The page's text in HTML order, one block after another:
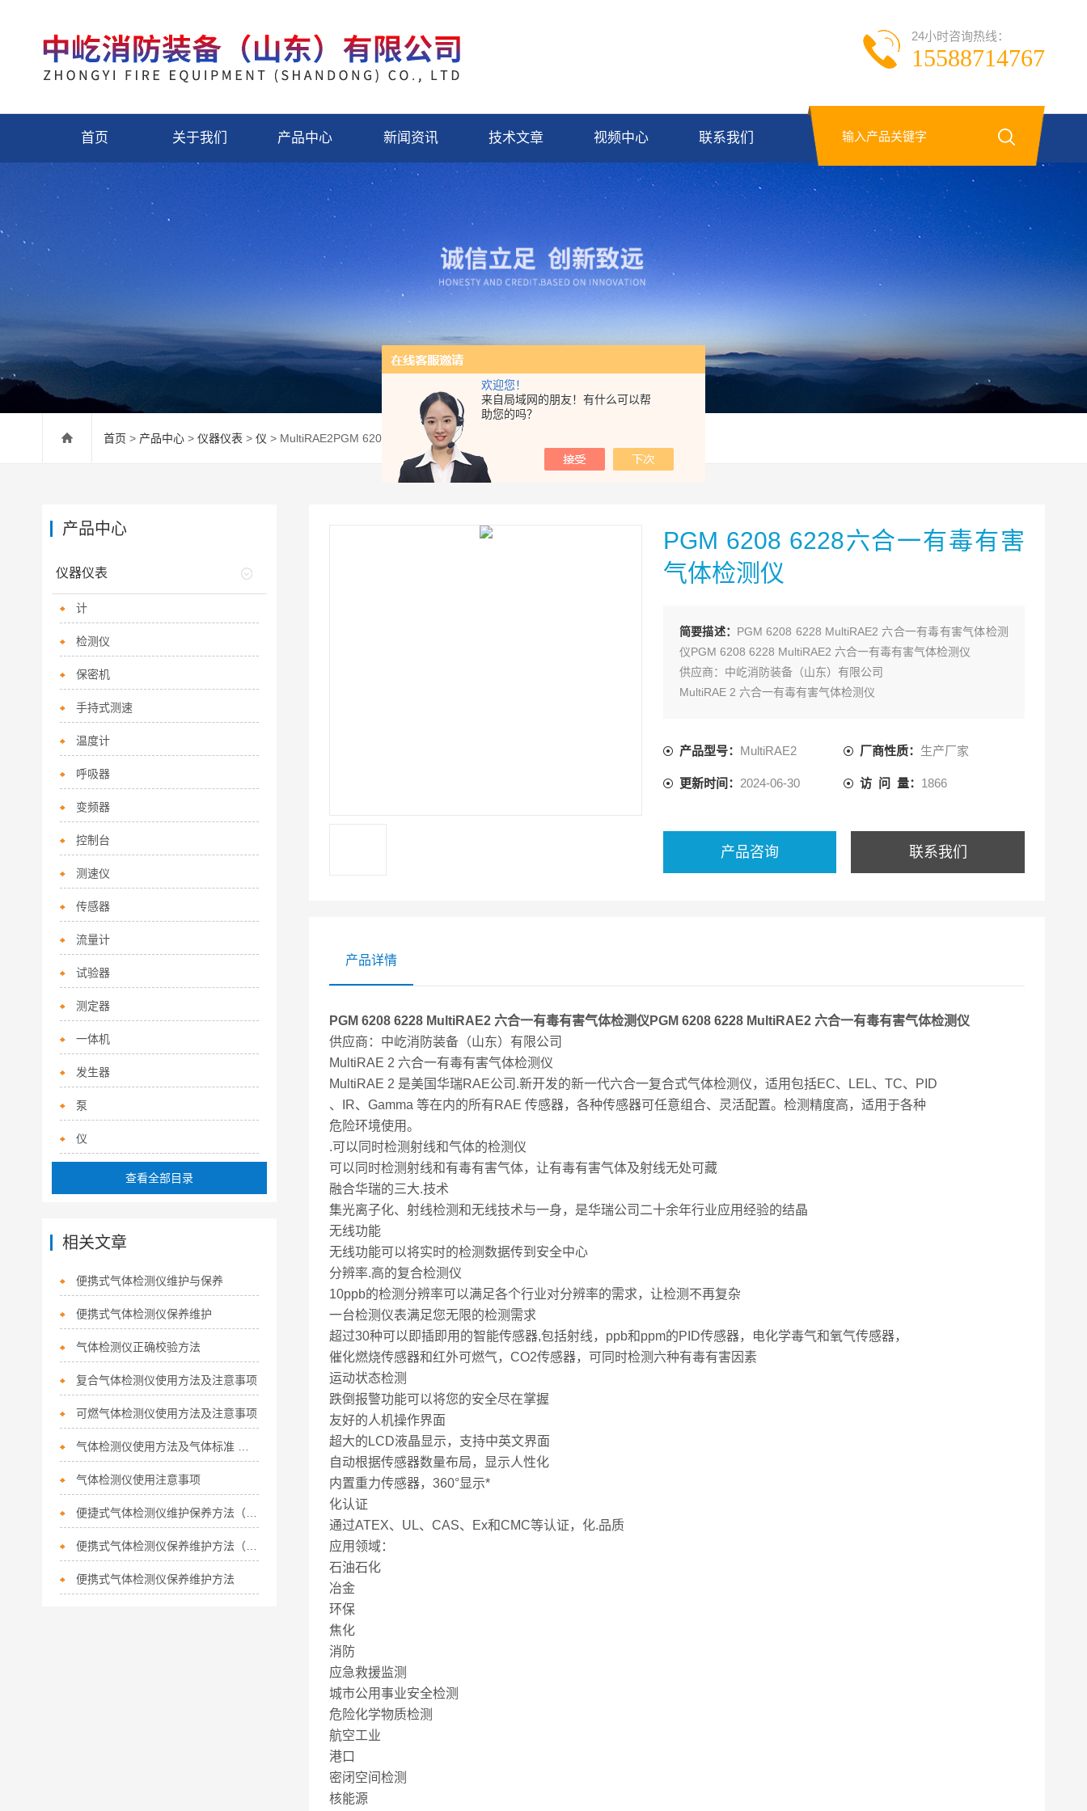
欢迎您！
来自局域网的朋友！有什么可以帮
助您的吗？
24小时咨询热线：
15588714767
首页 关于我们 产品中心 新闻资讯 技术文章 视频中心 联系我们
首页 > 产品中心 > 仪器仪表 > 仪 > MultiRAE2PGM 6208 6228六合一有毒有害气体检测仪
PGM 6208 6228六合一有毒有害
气体检测仪
简要描述： PGM 6208 6228 MultiRAE2 六合一有毒有害气体检测
仪PGM 6208 6228 MultiRAE2 六合一有毒有害气体检测仪
供应商：中屹消防装备（山东）有限公司
MultiRAE 2 六合一有毒有害气体检测仪
、IR、Gamma 等在内的所有RAE 传感
产品型号： MultiRAE2 厂商性质： 生产厂家
更新时间： 2024-06-30 访 问 量： 1866
产品咨询 联系我们
产品详情
PGM 6208 6228 MultiRAE2 六合一有毒有害气体检测仪 PGM 6208 6228 MultiRAE2 六合一有毒有害气体检测仪
供应商：中屹消防装备（山东）有限公司
MultiRAE 2 六合一有毒有害气体检测仪
MultiRAE 2 是美国华瑞RAE公司.新开发的新一代六合一复合式气体检测仪，适用包括EC、LEL、TC、PID
、IR、Gamma 等在内的所有RAE 传感器，各种传感器可任意组合、灵活配置。检测精度高，适用于各种
危险环境使用。
.可以同时检测射线和气体的检测仪
可以同时检测射线和有毒有害气体，让有毒有害气体及射线无处可藏
融合华瑞的三大.技术
集光离子化、射线检测和无线技术与一身，是华瑞公司二十余年行业应用经验的结晶
无线功能
无线功能可以将实时的检测数据传到安全中心
分辨率.高的复合检测仪
10ppb的检测分辨率可以满足各个行业对分辨率的需求，让检测不再复杂
一台检测仪表满足您无限的检测需求
超过30种可以即插即用的智能传感器,包括射线，ppb和ppm的PID传感器，电化学毒气和氧气传感器，
催化燃烧传感器和红外可燃气，CO2传感器，可同时检测六种有毒有害因素
运动状态检测
跌倒报警功能可以将您的安全尽在掌握
友好的人机操作界面
超大的LCD液晶显示，支持中英文界面
自动根据传感器数量布局，显示人性化
内置重力传感器，360°显示*
化认证
通过ATEX、UL、CAS、Ex和CMC等认证，化.品质
应用领域：
石油石化
冶金
环保
焦化
消防
应急救援监测
城市公用事业安全检测
危险化学物质检测
航空工业
港口
密闭空间检测
核能源
产品中心
仪器仪表
计
检测仪
保密机
手持式测速
温度计
呼吸器
变频器
控制台
测速仪
传感器
流量计
试验器
测定器
一体机
发生器
泵
仪
查看全部目录
相关文章
便携式气体检测仪维护与保养
便携式气体检测仪保养维护
气体检测仪正确校验方法
复合气体检测仪使用方法及注意事项
可燃气体检测仪使用方法及注意事项
气体检测仪使用注意事项
便携式气体检测仪保养维护方法